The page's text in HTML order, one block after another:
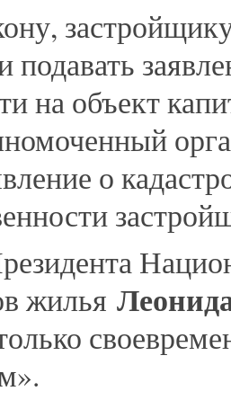
подавать
на объект
о
жилья